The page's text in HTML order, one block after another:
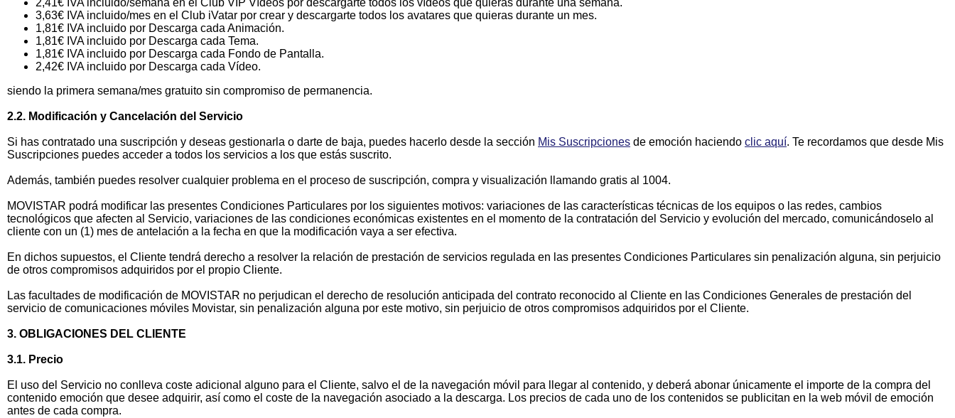
2,41€ IVA incluido/semana en el Club VIP Vídeos por descargarte todos los vídeos que quieras durante una semana.
3,63€ IVA incluido/mes en el Club iVatar por crear y descargarte todos los avatares que quieras durante un mes.
1,81€ IVA incluido por Descarga cada Animación.
1,81€ IVA incluido por Descarga cada Tema.
1,81€ IVA incluido por Descarga cada Fondo de Pantalla.
2,42€ IVA incluido por Descarga cada Vídeo.
siendo la primera semana/mes gratuito sin compromiso de permanencia.
2.2. Modificación y Cancelación del Servicio
Si has contratado una suscripción y deseas gestionarla o darte de baja, puedes hacerlo desde la sección Mis Suscripciones de emoción haciendo clic aquí. Te recordamos que desde Mis
Suscripciones puedes acceder a todos los servicios a los que estás suscrito.
Además, también puedes resolver cualquier problema en el proceso de suscripción, compra y visualización llamando gratis al 1004.
MOVISTAR podrá modificar las presentes Condiciones Particulares por los siguientes motivos: variaciones de las características técnicas de los equipos o las redes, cambios
tecnológicos que afecten al Servicio, variaciones de las condiciones económicas existentes en el momento de la contratación del Servicio y evolución del mercado, comunicándoselo al
cliente con un (1) mes de antelación a la fecha en que la modificación vaya a ser efectiva.
En dichos supuestos, el Cliente tendrá derecho a resolver la relación de prestación de servicios regulada en las presentes Condiciones Particulares sin penalización alguna, sin perjuicio
de otros compromisos adquiridos por el propio Cliente.
Las facultades de modificación de MOVISTAR no perjudican el derecho de resolución anticipada del contrato reconocido al Cliente en las Condiciones Generales de prestación del
servicio de comunicaciones móviles Movistar, sin penalización alguna por este motivo, sin perjuicio de otros compromisos adquiridos por el Cliente.
3. OBLIGACIONES DEL CLIENTE
3.1. Precio
El uso del Servicio no conlleva coste adicional alguno para el Cliente, salvo el de la navegación móvil para llegar al contenido, y deberá abonar únicamente el importe de la compra del
contenido emoción que desee adquirir, así como el coste de la navegación asociado a la descarga. Los precios de cada uno de los contenidos se publicitan en la web móvil de emoción
antes de cada compra.